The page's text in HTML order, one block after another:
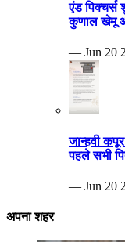
एंड पिक्चर्स
कुणाल खेमू
— Jun 20
जान्हवी
पहले सभी
— Jun 20
अपना शहर